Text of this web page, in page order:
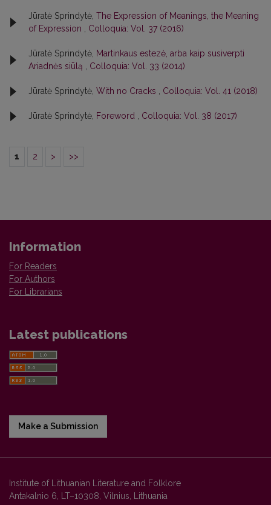
Jūratė Sprindytė, The Expression of Meanings, the Meaning
of Expression
Colloquia: Vol. 37 (2016)
Jūratė Sprindytė, Martinkaus estezė, arba kaip susiverpti
Ariadnės siūlą
Colloquia: Vol. 33 (2014)
Jūratė Sprindytė, With no Cracks Colloquia: Vol. 41 (2018)
Jūratė Sprindytė, Foreword Colloquia: Vol. 38 (2017)
1 2 > >>
Information
For Readers
For Authors
For Librarians
Latest publications
Make a Submission
Institute of Lithuanian Literature and Folklore
Antakalnio 6, LT–10308, Vilnius, Lithuania